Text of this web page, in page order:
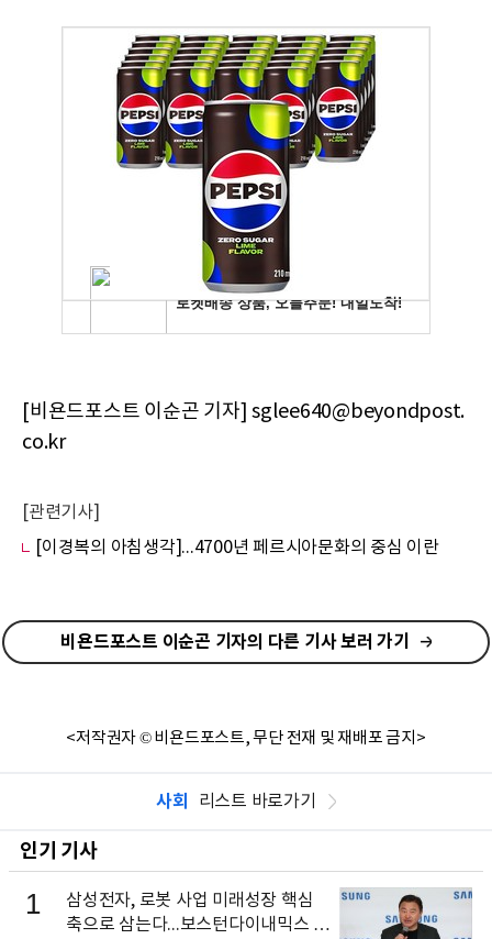
[비욘드포스트 이순곤 기자] sglee640@beyondpost.
co.kr
[관련기사]
[이경복의 아침생각]...4700년 페르시아문화의 중심 이란
비욘드포스트 이순곤 기자의 다른 기사 보러 가기
<저작권자 © 비욘드포스트, 무단 전재 및 재배포 금지>
사회 리스트 바로가기
인기 기사
1
삼성전자, 로봇 사업 미래성장 핵심
축으로 삼는다...보스턴다이내믹스 출